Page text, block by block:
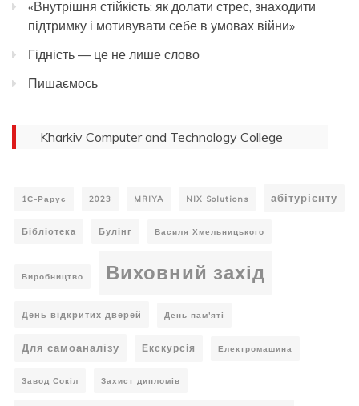
«Внутрішня стійкість: як долати стрес, знаходити
підтримку і мотивувати себе в умовах війни»
Гідність — це не лише слово
Пишаємось
Kharkiv Computer and Technology College
1С-Рарус 2023 MRIYA NIX Solutions абітурієнту
Бібліотека Булінг Василя Хмельницького
Виробництво Виховний захід
День відкритих дверей День пам'яті
Для самоаналізу Екскурсія Електромашина
Завод Сокіл Захист дипломів